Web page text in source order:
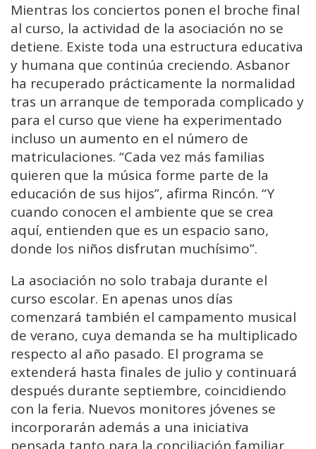
Mientras los conciertos ponen el broche final
al curso, la actividad de la asociación no se
detiene. Existe toda una estructura educativa
y humana que continúa creciendo. Asbanor
ha recuperado prácticamente la normalidad
tras un arranque de temporada complicado y
para el curso que viene ha experimentado
incluso un aumento en el número de
matriculaciones. “Cada vez más familias
quieren que la música forme parte de la
educación de sus hijos”, afirma Rincón. “Y
cuando conocen el ambiente que se crea
aquí, entienden que es un espacio sano,
donde los niños disfrutan muchísimo”.
La asociación no solo trabaja durante el
curso escolar. En apenas unos días
comenzará también el campamento musical
de verano, cuya demanda se ha multiplicado
respecto al año pasado. El programa se
extenderá hasta finales de julio y continuará
después durante septiembre, coincidiendo
con la feria. Nuevos monitores jóvenes se
incorporarán además a una iniciativa